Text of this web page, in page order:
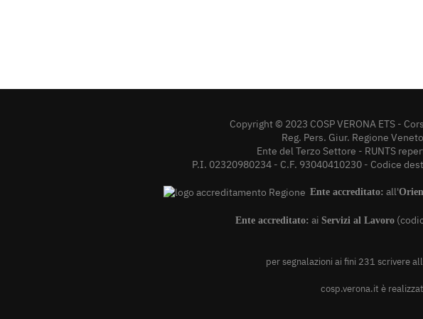
Copyright © 2023 COSP VERONA ETS -
Reg. Pers. Giur. Regione
Ente del Terzo Settore - RUNTS
P.I. 02320980234 - C.F. 93040410230 - Codice
Ente accreditato: all'
Ente accreditato: ai Servizi al Lavoro
per segnalazioni ai fini 231 scrivere
cosp.verona.it è